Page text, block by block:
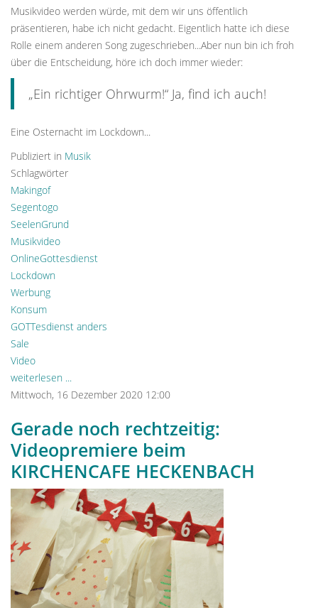
Musikvideo werden würde, mit dem wir uns öffentlich
präsentieren, habe ich nicht gedacht. Eigentlich hatte ich diese
Rolle einem anderen Song zugeschrieben...Aber nun bin ich froh
über die Entscheidung, höre ich doch immer wieder:
„Ein richtiger Ohrwurm!“ Ja, find ich auch!
Eine Osternacht im Lockdown...
Publiziert in Musik
Schlagwörter
Makingof
Segentogo
SeelenGrund
Musikvideo
OnlineGottesdienst
Lockdown
Werbung
Konsum
GOTTesdienst anders
Sale
Video
weiterlesen ...
Mittwoch, 16 Dezember 2020 12:00
Gerade noch rechtzeitig:
Videopremiere beim
KIRCHENCAFE HECKENBACH